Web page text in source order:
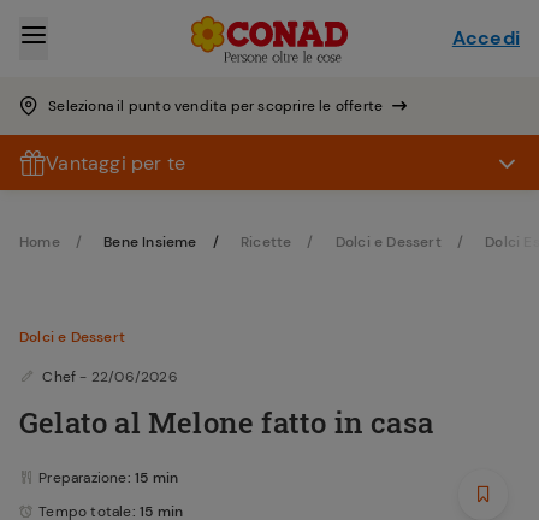
Seleziona il punto vendita per scoprire le offerte
Accedi
Vantaggi per te
Home Bene Insieme Ricette Dolci e Dessert Dolci
Dolci e Dessert
Chef - 22/06/2026
Gelato al Melone fatto in casa
Preparazione: 15 min
Tempo totale: 15 min